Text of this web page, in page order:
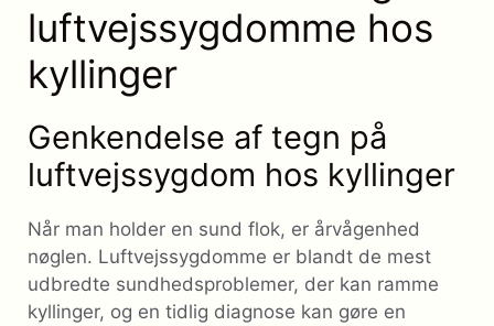
luftvejssygdomme hos
kyllinger
Genkendelse af tegn på
luftvejssygdom hos kyllinger
Når man holder en sund flok, er årvågenhed
nøglen. Luftvejssygdomme er blandt de mest
udbredte sundhedsproblemer, der kan ramme
kyllinger, og en tidlig diagnose kan gøre en